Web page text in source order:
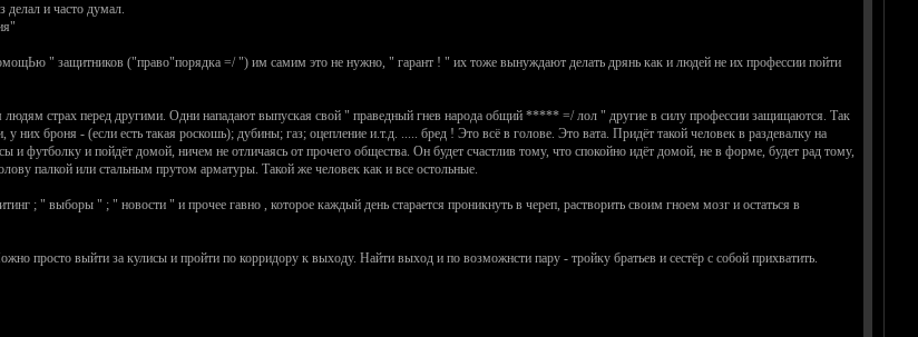
делал и часто думал.
" защитников ("право"порядка =/ ") им самим это не нужно, " гарант ! " их тоже вынуждают делать дрянь как и людей не их профессии пойти
страх перед другими. Одни нападают выпуская свой " праведный гнев народа общий ***** =/ лол " другие в силу профессии защищаются. Так
них броня - (если есть такая роскошь); дубины; газ; оцепление и.т.д. ..... бред ! Это всё в голове. Это вата. Придёт такой человек в раздевалку на
и футболку и пойдёт домой, ничем не отличаясь от прочего общества. Он будет счастлив тому, что спокойно идёт домой, не в форме, будет рад тому,
палкой или стальным прутом арматуры. Такой же человек как и все остольные.
; " выборы " ; " новости " и прочее гавно , которое каждый день старается проникнуть в череп, растворить своим гноем мозг и остаться в
просто выйти за кулисы и пройти по корридору к выходу. Найти выход и по возможнсти пару - тройку братьев и сестёр с собой прихватить.